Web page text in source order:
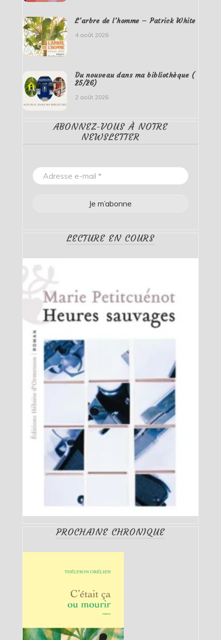
L’arbre de l’homme – Patrick White
4 août 2026
Du nouveau dans ma bibliothèque (
25/26)
2 août 2026
ABONNEZ-VOUS À NOTRE
NEWSLETTER
LECTURE EN COURS
PROCHAINE CHRONIQUE